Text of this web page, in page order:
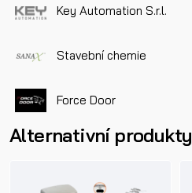
Key Automation S.r.l.
Stavební chemie
Force Door
Alternativní produkty